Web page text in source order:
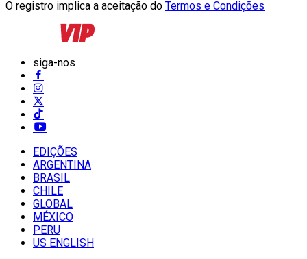
O registro implica a aceitação do Termos e Condições
siga-nos
EDIÇÕES
ARGENTINA
BRASIL
CHILE
GLOBAL
MÉXICO
PERU
US ENGLISH